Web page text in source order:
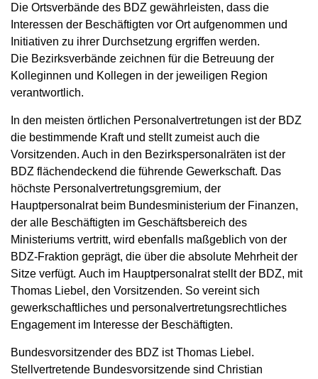
Die Ortsverbände des BDZ gewährleisten, dass die
Interessen der Beschäftigten vor Ort aufgenommen und
Initiativen zu ihrer Durchsetzung ergriffen werden.
Die Bezirksverbände zeichnen für die Betreuung der
Kolleginnen und Kollegen in der jeweiligen Region
verantwortlich.
In den meisten örtlichen Personalvertretungen ist der BDZ
die bestimmende Kraft und stellt zumeist auch die
Vorsitzenden. Auch in den Bezirkspersonalräten ist der
BDZ flächendeckend die führende Gewerkschaft. Das
höchste Personalvertretungsgremium, der
Hauptpersonalrat beim Bundesministerium der Finanzen,
der alle Beschäftigten im Geschäftsbereich des
Ministeriums vertritt, wird ebenfalls maßgeblich von der
BDZ-Fraktion geprägt, die über die absolute Mehrheit der
Sitze verfügt. Auch im Hauptpersonalrat stellt der BDZ, mit
Thomas Liebel, den Vorsitzenden. So vereint sich
gewerkschaftliches und personalvertretungsrechtliches
Engagement im Interesse der Beschäftigten.
Bundesvorsitzender des BDZ ist Thomas Liebel.
Stellvertretende Bundesvorsitzende sind Christian